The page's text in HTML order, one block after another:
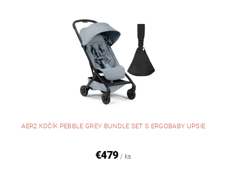
AER2 KOČÍK PEBBLE GREY BUNDLE SET S ERGOBABY UPSIE
€479 / ks